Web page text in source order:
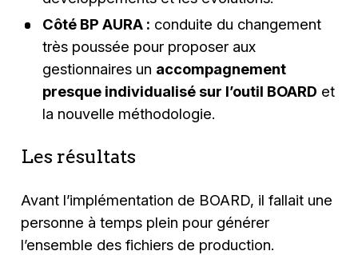
Côté BP AURA : conduite du changement
très poussée pour proposer aux
gestionnaires un accompagnement
presque individualisé sur l’outil BOARD et
la nouvelle méthodologie.
Les résultats
Avant l’implémentation de BOARD, il fallait une
personne à temps plein pour générer
l’ensemble des fichiers de production.